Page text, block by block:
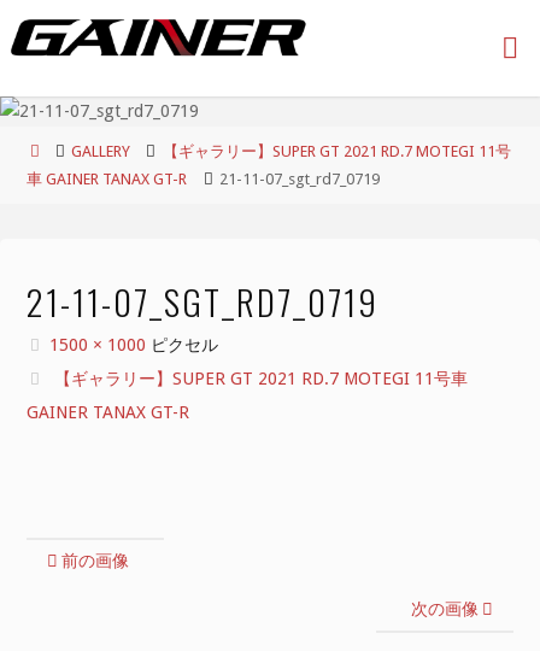
ン
ン
ホ
ー
GALLERY
【ギャラリー】SUPER GT 2021 RD.7 MOTEGI 11号
車 GAINER TANAX GT-R
21-11-07_sgt_rd7_0719
21-11-07_SGT_RD7_0719
フ
ル
サ
1500 × 1000 ピクセル
【ギャラリー】SUPER GT 2021 RD.7 MOTEGI 11号車
GAINER TANAX GT-R
前の画像
次の画像